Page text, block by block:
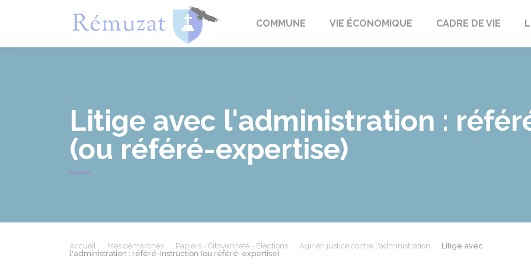
RémuzatCOMMUNE VIE ÉCONOMIQUE CADRE DE VIE
Litige avec l'administration :
(ou référé-expertise)
Accueil Mes démarches Papiers - Citoyenneté - Élections Agir en justice contre l'administration
Litige avec
l'administration : référé-instruction (ou référé-expertise)